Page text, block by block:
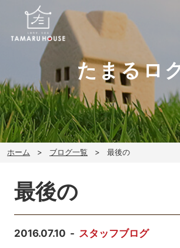
たまるロ
ホーム ブログ一覧 最後の
最後の
2016.07.10 スタッフブログ